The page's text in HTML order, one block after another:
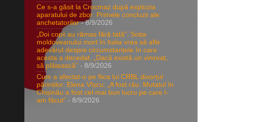
Ce s-a găsit la Crocmaz după explozia
aparatului de zbor: Primele concluzii ale
anchetatorilor- 8/9/2026
„Doi copii au rămas fără tată”: Soția
moldoveanului mort în Italia vrea să afle
adevărul despre circumstanțele în care
acesta a decedat. „Dacă există un vinovat,
să plătească” - 8/9/2026
Cum a afectat-o pe fiica lui CRBL divorțul
părinților. Elena Vîșcu: „A fost rău. Mutatul în
Chișinău a fost cel mai bun lucru pe care l-
am făcut” - 8/9/2026